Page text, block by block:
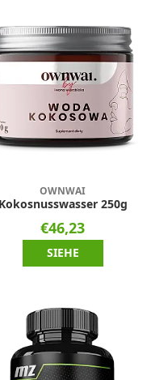
OWNWAI
Kokosnusswasser 250g
€46,23
SIEHE